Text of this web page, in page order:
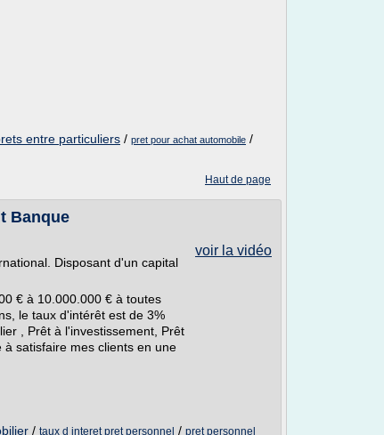
entre particuliers / pret pour achat automobile /
Haut de page
Banque
voir la vidéo
Disposant d'un capital
€ à 10.000.000 € à toutes
le taux d'intérêt est de 3%
, Prêt à l'investissement, Prêt
satisfaire mes clients en une
/ taux d interet pret personnel / pret personnel